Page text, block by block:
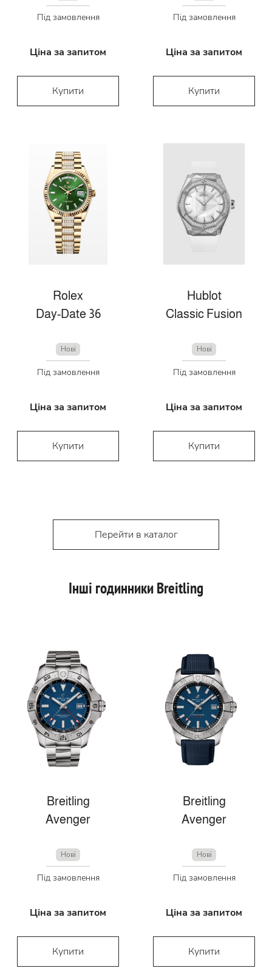
Під замовлення
Ціна за запитом
Купити
Під замовлення
Ціна за запитом
Купити
Rolex
Day-Date 36
Нові
Під замовлення
Ціна за запитом
Купити
Hublot
Classic Fusion
Нові
Під замовлення
Ціна за запитом
Купити
Перейти в каталог
Інші годинники Breitling
Breitling
Avenger
Нові
Під замовлення
Ціна за запитом
Купити
Breitling
Avenger
Нові
Під замовлення
Ціна за запитом
Купити